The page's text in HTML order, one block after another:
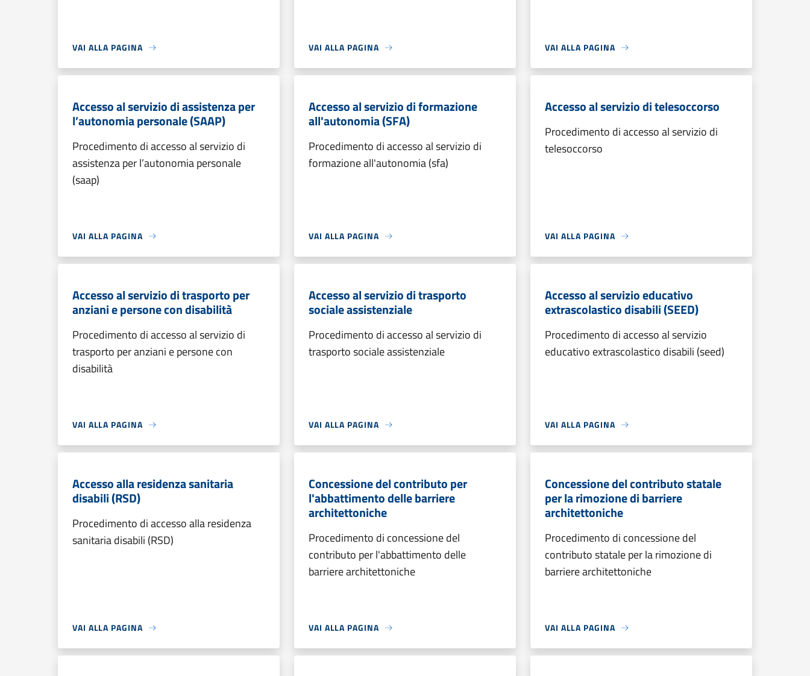
VAI ALLA PAGINA VAI ALLA PAGINA VAI ALLA PAGINA
Accesso al servizio di assistenza per
l’autonomia personale (SAAP)
Procedimento di accesso al servizio di
assistenza per l’autonomia personale
(saap)
VAI ALLA PAGINA
Accesso al servizio di formazione
all'autonomia (SFA)
Procedimento di accesso al servizio di
formazione all'autonomia (sfa)
VAI ALLA PAGINA
Accesso al servizio di telesoccorso
Procedimento di accesso al servizio di
telesoccorso
VAI ALLA PAGINA
Accesso al servizio di trasporto per
anziani e persone con disabilità
Procedimento di accesso al servizio di
trasporto per anziani e persone con
disabilità
VAI ALLA PAGINA
Accesso al servizio di trasporto
sociale assistenziale
Procedimento di accesso al servizio di
trasporto sociale assistenziale
VAI ALLA PAGINA
Accesso al servizio educativo
extrascolastico disabili (SEED)
Procedimento di accesso al servizio
educativo extrascolastico disabili (seed)
VAI ALLA PAGINA
Accesso alla residenza sanitaria
disabili (RSD)
Procedimento di accesso alla residenza
sanitaria disabili (RSD)
VAI ALLA PAGINA
Concessione del contributo per
l'abbattimento delle barriere
architettoniche
Procedimento di concessione del
contributo per l'abbattimento delle
barriere architettoniche
VAI ALLA PAGINA
Concessione del contributo statale
per la rimozione di barriere
architettoniche
Procedimento di concessione del
contributo statale per la rimozione di
barriere architettoniche
VAI ALLA PAGINA